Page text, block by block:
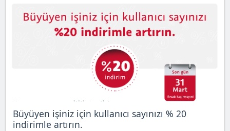
Büyüyen işiniz için kullanıcı sayınızı % 20
indirimle artırın.